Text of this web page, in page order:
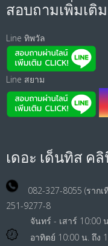
สอบถามเพิ่มเติม
Line ทิพวัล
Line สยาม
เดอะ เด็นทิส ค
082-327-8055 (
251-9277-8
จันทร์ - เสาร์ 10:00 น.
อาทิตย์ 10:00 น. ถึง